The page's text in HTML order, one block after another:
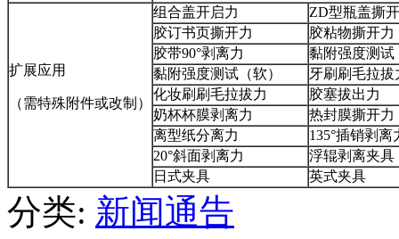
扩展应用
（需特殊附件或改制）
组合盖开启力
ZD型瓶盖撕
胶订书页撕开力
胶粘物撕开力
胶带90°剥离力
黏附强度测试
黏附强度测试（软）
牙刷刷毛拉拔
化妆刷刷毛拉拔力
胶塞拔出力
奶杯杯膜剥离力
热封膜撕开力
离型纸分离力
135°插销剥离
20°斜面剥离力
浮辊剥离夹具
日式夹具
英式夹具
分类: 新闻通告